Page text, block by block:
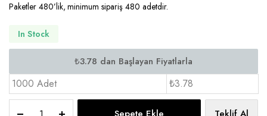
Paketler 480’lik, minimum sipariş 480 adetdir.
In Stock
1000 Adet ₺3.78